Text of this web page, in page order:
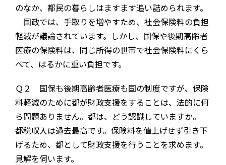
のなか、都民の暮らしはますます追い詰められます。
国政では、手取りを増やすため、社会保険料の負担
軽減が議論されています。しかし、国保や後期高齢者
医療の保険料は、同じ所得の世帯で社会保険料にくら
べて、はるかに重い負担です。
Ｑ２ 国保も後期高齢者医療も国の制度ですが、保険
料軽減のために都が財政支援をすることは、法的に何
ら問題ありません。都は、どう認識していますか。
都税収入は過去最高です。保険料を値上げせず引き下
げるため、都として財政支援を行うことを求めます。
見解を伺います。